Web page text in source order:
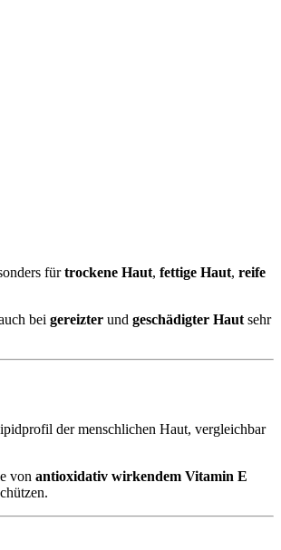
fürtrockene Haut, fettige Haut, reife
bei gereizter und geschädigter Haut sehr
der menschlichen Haut, vergleichbar
von antioxidativ wirkendem Vitamin E